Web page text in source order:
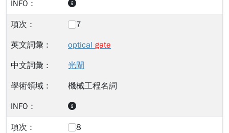
7
optical gate
光閘
機械工程名詞
8